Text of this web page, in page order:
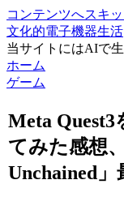
コンテンツへスキ
文化的電子機器生活
当サイトにはAIで
ホーム
ゲーム
Meta Quest3
てみた感想
Unchained」